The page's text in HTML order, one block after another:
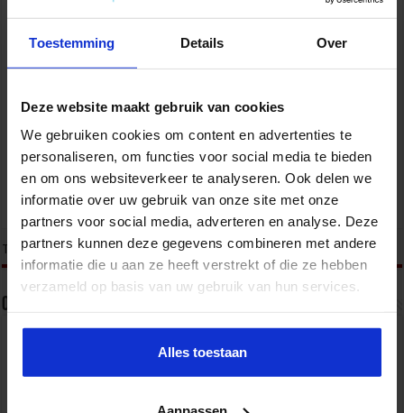
Toestemming Details Over
Deze website maakt gebruik van cookies
We gebruiken cookies om content en advertenties te
personaliseren, om functies voor social media te bieden
en om ons websiteverkeer te analyseren. Ook delen we
informatie over uw gebruik van onze site met onze
partners voor social media, adverteren en analyse. Deze
partners kunnen deze gegevens combineren met andere
informatie die u aan ze heeft verstrekt of die ze hebben
verzameld op basis van uw gebruik van hun services.
Alles toestaan
Opleiding QHSE Manager
VEILIGHEID
tweet
Tags QHSE SAFETY VEILIGHEID
Over redactie